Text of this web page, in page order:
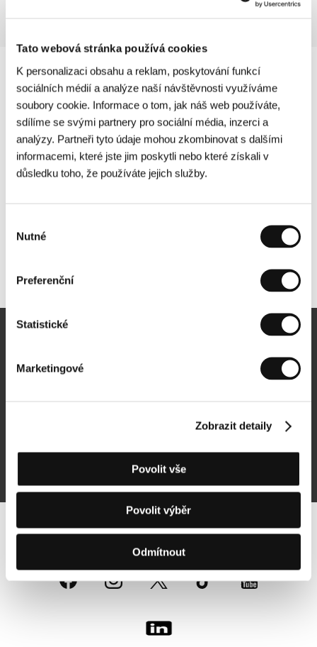
Tato webová stránka používá cookies
K personalizaci obsahu a reklam, poskytování funkcí
sociálních médií a analýze naší návštěvnosti využíváme
soubory cookie. Informace o tom, jak náš web používáte,
sdílíme se svými partnery pro sociální média, inzerci a
analýzy. Partneři tyto údaje mohou zkombinovat s dalšími
informacemi, které jste jim poskytli nebo které získali v
důsledku toho, že používáte jejich služby.
souhlasu
Nutné
Preferenční
Statistické
Marketingové
Zobrazit detaily
Povolit vše
Povolit výběr
Odmítnout
Přihlásit se k odběru
Přihlášením souhlasím sezpracováním osobních údajů
Sledujte nás na síti: